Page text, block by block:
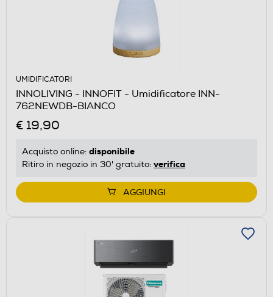
UMIDIFICATORI
INNOLIVING - INNOFIT - Umidificatore INN-
762NEWDB-BIANCO
€ 19,90
Acquisto online: disponibile
Ritiro in negozio in 30' gratuito: verifica
AGGIUNGI